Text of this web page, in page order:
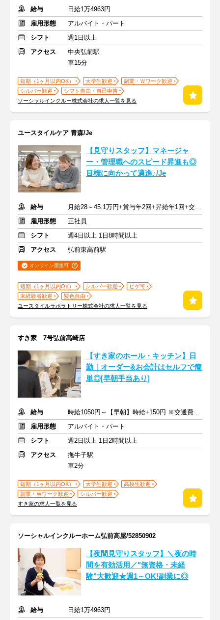
給与
日給1万4963円
雇用形態
アルバイト・パート
シフト
週1日以上
アクセス
中央弘前駅
車15分
短期（1ヶ月以内OK） 大学生歓迎
副業・Ｗワーク歓迎
シルバー歓迎
シフト自由・自己申告
ソーシャルインクルー株式会社の求人一覧を見る
ユースタイルケア 青森/Je
【見守りスタッフ】マネージャ
ー・管理職へのスピード昇進も◎
目標に向かって邁進♪/Je
給与
月給28～45.1万円+賞与年2回+昇給年1回+交通費全額
雇用形態
正社員
シフト
週4日以上 1日8時間以上
アクセス
弘前東高前駅
オンライン面接可
短期（1ヶ月以内OK） シルバー歓迎
ヒゲ可
未経験者歓迎
髪色自由
ユースタイルラボラトリー株式会社の求人一覧を見る
すき家 7号弘前高崎店
【すき家のホール・キッチン】日
勤｜オーダー&お会計はセルフで簡
単◎[早朝手当あり]
給与
時給1050円～【早朝】時給+150円 ※交通費支給
雇用形態
アルバイト・パート
シフト
週2日以上 1日2時間以上
アクセス
撫牛子駅
車2分
短期（1ヶ月以内OK） 大学生歓迎
高校生歓迎
副業・Ｗワーク歓迎
シルバー歓迎
すき家の求人一覧を見る
ソーシャルインクルーホーム弘前高屋/52850902
【夜間見守りスタッフ】＼夜の時
間を有効活用／"無資格・未経
験"大歓迎★週1～OK!副業に◎
給与
日給1万4963円